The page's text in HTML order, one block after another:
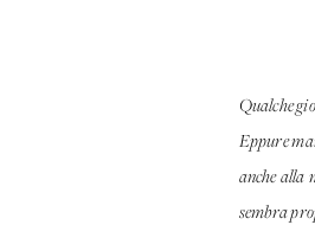
Qualche
Eppure
anche alla
sembra